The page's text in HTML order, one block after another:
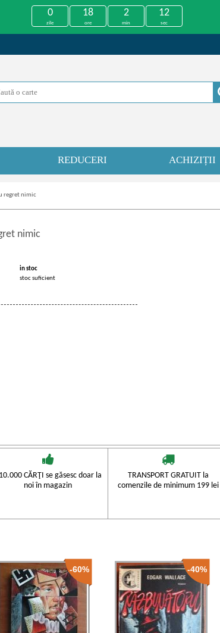
0
zile
18
ore
2
min
11
sec
REDUCERI ACHIZIȚII
regret nimic
nimic
in stoc
stoc suficient
CĂRŢI se găsesc doar la
noi în magazin
TRANSPORT GRATUIT la
comenzile de minimum 199 lei
-60% -40%